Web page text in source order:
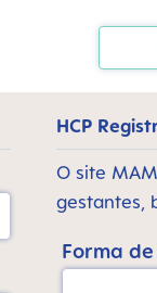
HCP
O site
gestantes,
Forma